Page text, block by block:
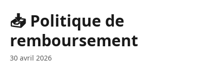
📥 Politique de
remboursement
30 avril 2026